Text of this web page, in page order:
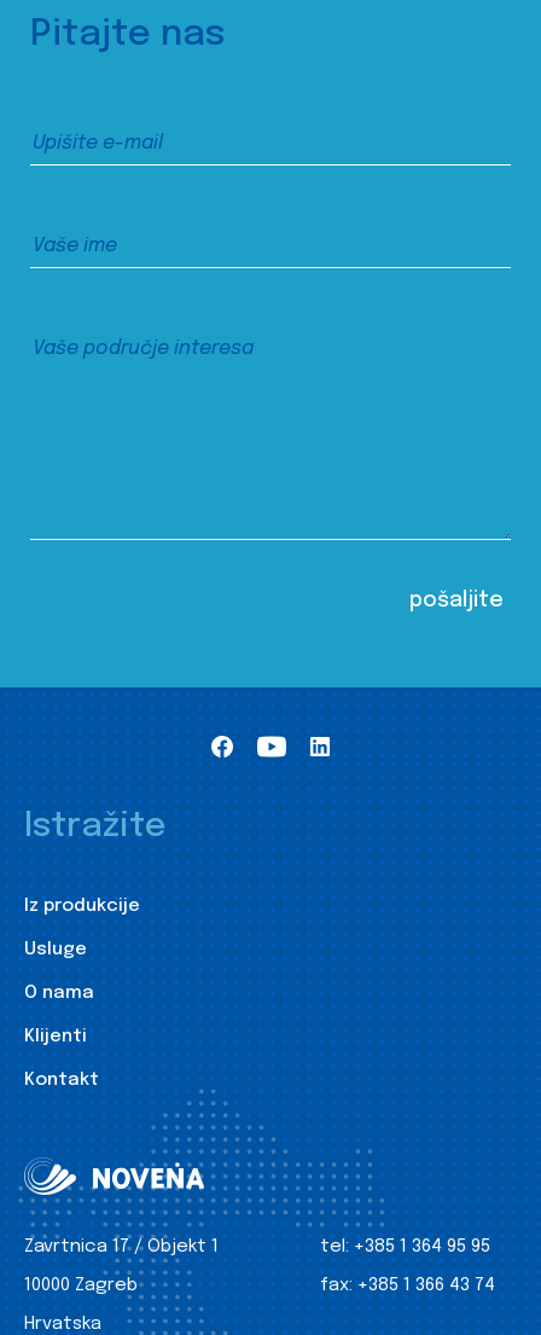
Pitajte nas
Istražite
Iz produkcije
Usluge
O nama
Klijenti
Kontakt
Zavrtnica 17 / Objekt 1
10000 Zagreb
Hrvatska
tel: +385 1 364 95 95
fax: +385 1 366 43 74